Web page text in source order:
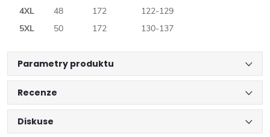
4XL
48 172
122-129
5XL
50 172 130-137
Parametry produktu
Recenze
Diskuse